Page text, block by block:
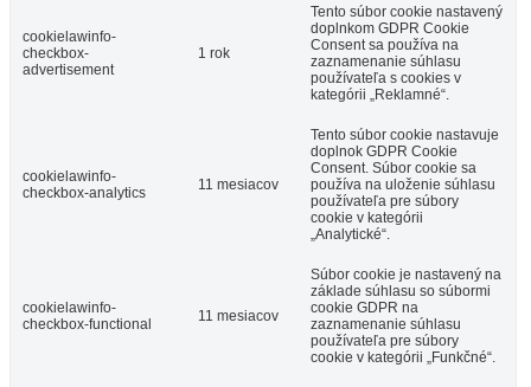
cookielawinfo-
checkbox-
advertisement
1 rok
Tento súbor cookie nastavený
doplnkom GDPR Cookie
Consent sa používa na
zaznamenanie súhlasu
používateľa s cookies v
kategórii „Reklamné“.
cookielawinfo-
checkbox-analytics
11 mesiacov
Tento súbor cookie nastavuje
doplnok GDPR Cookie
Consent. Súbor cookie sa
používa na uloženie súhlasu
používateľa pre súbory
cookie v kategórii
„Analytické“.
cookielawinfo-
checkbox-functional
11 mesiacov
Súbor cookie je nastavený na
základe súhlasu so súbormi
cookie GDPR na
zaznamenanie súhlasu
používateľa pre súbory
cookie v kategórii „Funkčné“.